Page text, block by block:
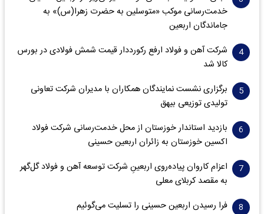
خدمت‌رسانی موکب «متوسلین به حضرت زهرا(س)» به
جاماندگان اربعین
شرکت آهن و فولاد ارفع رکورددار قیمت شمش فولادی در بورس
کالا شد
برگزاری نشست نمایندگان همکاران با مدیران شرکت تعاونی
تولیدی توزیعی بیهق
بازدید استاندار خوزستان از محل خدمت‌رسانی شرکت فولاد
اکسین خوزستان به زائران اربعین حسینی
اعزام کاروان پیاده‌روی اربعینِ شرکت توسعه آهن و فولاد گل‌گهر
به مقصد کربلای معلی
فرا رسیدن اربعین حسینی را تسلیت می‌گوئیم